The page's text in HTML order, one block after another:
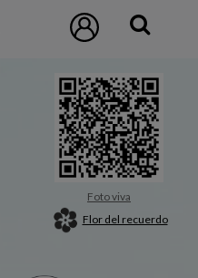
Foto viva
Flor del recuerdo